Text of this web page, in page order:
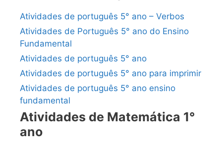
Atividades de português 5° ano – Verbos
Atividades de Português 5° ano do Ensino
Fundamental
Atividades de português 5° ano
Atividades de português 5° ano para imprimir
Atividades de português 5° ano ensino
fundamental
Atividades de Matemática 1°
ano